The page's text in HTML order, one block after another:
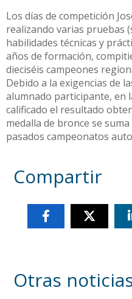
Los días de competición
realizando varias pruebas
habilidades técnicas y
años de formación,
dieciséis campeones
Debido a la exigencias de
alumnado participante, en
calificado el resultado
medalla de bronce se
pasados campeonatos
Compartir
Otras